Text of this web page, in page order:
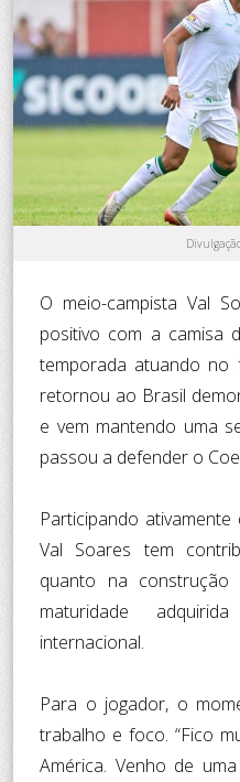
O meio-campista Val
positivo com a camisa
temporada atuando no
retornou ao Brasil
e vem mantendo uma
passou a defender o
Participando
Val Soares tem
quanto na construção
maturidade
internacional.
Para o jogador, o
trabalho e foco. “Fico
América. Venho de